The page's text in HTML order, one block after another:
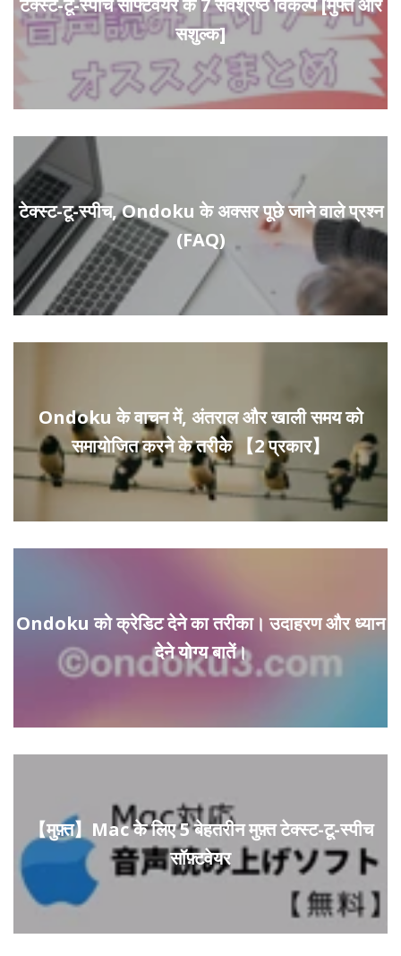
टेक्स्ट-टू-स्पीच सॉफ्टवेयर के 7 सर्वश्रेष्ठ विकल्प [मुफ्त और
सशुल्क]
टेक्स्ट-टू-स्पीच, Ondoku के अक्सर पूछे जाने वाले प्रश्न
(FAQ)
Ondoku के वाचन में, अंतराल और खाली समय को
समायोजित करने के तरीके 【2 प्रकार】
Ondoku को क्रेडिट देने का तरीका। उदाहरण और ध्यान
देने योग्य बातें।
【मुफ़्त】Mac के लिए 5 बेहतरीन मुफ़्त टेक्स्ट-टू-स्पीच
सॉफ़्टवेयर